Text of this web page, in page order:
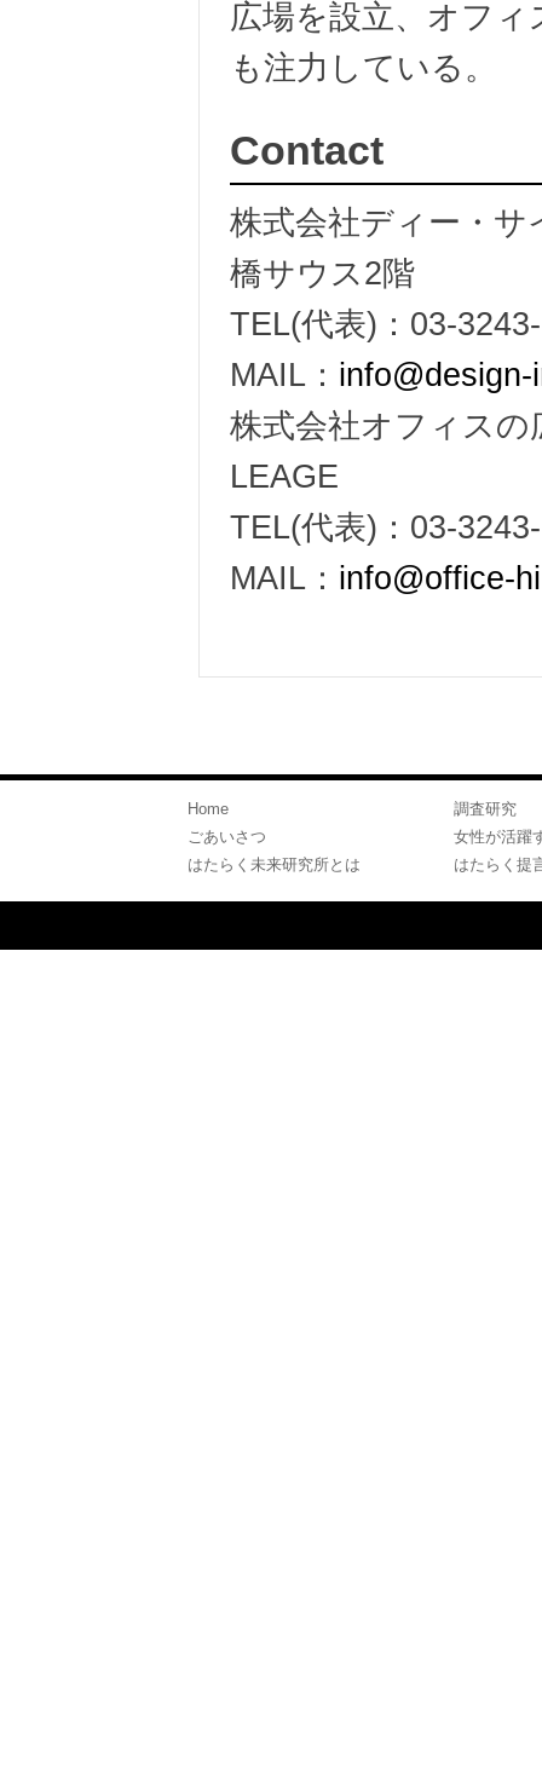
広場を設立、オフ
も注力している。
Contact
株式会社ディー・
橋サウス2階
TEL(代表)：03-
MAIL：
株式会社オフィス
LEAGE
TEL(代表)：03-
MAIL： info@office-
Home
ごあいさつ
はたらく未来研究所とは
調査研究
女性が活躍
はたらく提